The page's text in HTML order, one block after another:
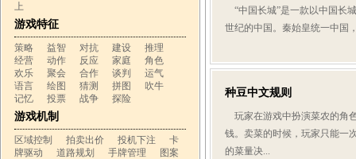
上
游戏特征
策略 益智 对抗 建设
推理
经营
动作 反应 家庭
角色
欢乐
聚会 合作 谈判
运气
语言
绘图 猜测 拼图
吹牛
记忆
投票 战争 探险
游戏机制
区域控制 拍卖出价 投机下注
卡
牌驱动
道路规划 手牌管理
图案
“中国长城”是一款以中国长
世纪的中国。秦始皇统一中国
种豆中文规则
玩家在游戏中扮演菜农的角
钱。卖菜的时候，玩家只能一
的菜量决...